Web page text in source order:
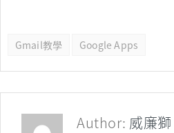
Gmail教學 Google Apps
Author: 威廉獅